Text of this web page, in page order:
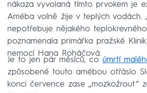
nákaza vyvolaná tímto prvokem je
Améba volně žije v teplých vodách.
nepotřebuje nějakého
poznamenala primářka pražské
nemocí Hana Roháčová.
Je to jen pár měsíců, co úmrtí
způsobené touto amébou otřáslo
konci července zase „mozkožrout“